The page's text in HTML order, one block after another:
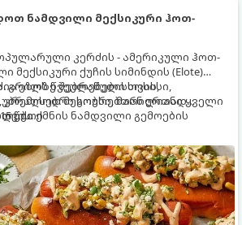
ნამდვილი მექსიკური ჰოთ-
კერძის - ამერიკული ჰოთ-
მექსიკური ქუჩის სიმინდის (Elote)
გრილზე შებრაწული სოსისი,
კრემისებრი სოუსი, მარილიანი ყველი
ქმნის ნამდვილი გემოების
ეზოს წვეულებებისთვის,
უბრალოდ მეგობრებთან ერთად
წუთი